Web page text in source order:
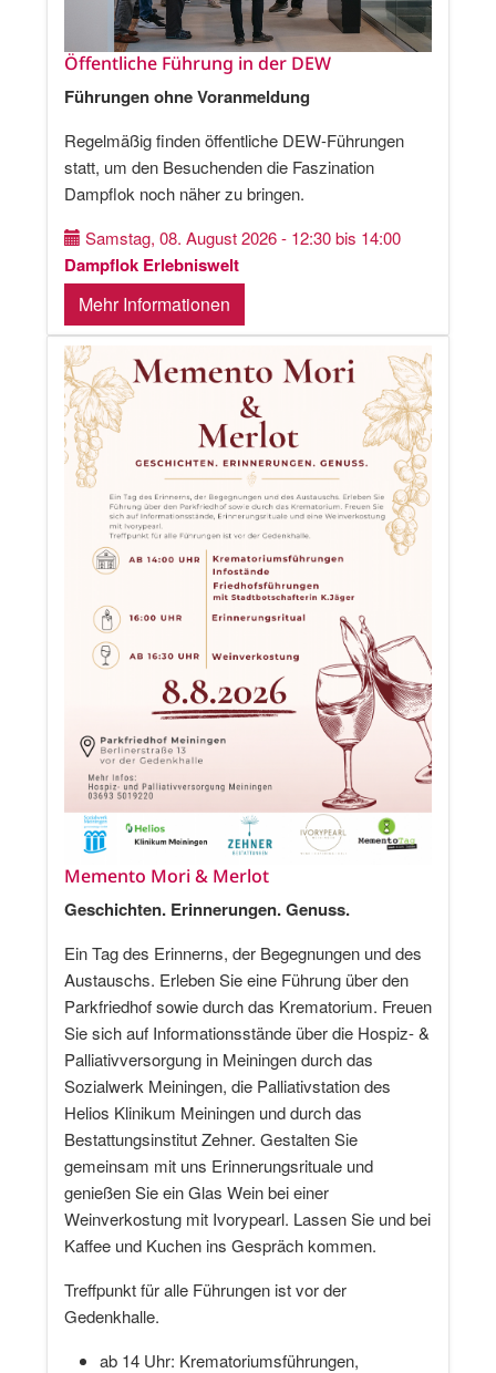
Öffentliche Führung in der DEW
Führungen ohne Voranmeldung
Regelmäßig finden öffentliche DEW-Führungen
statt, um den Besuchenden die Faszination
Dampflok noch näher zu bringen.
Samstag, 08. August 2026 - 12:30 bis 14:00
Dampflok Erlebniswelt
Mehr Informationen
Memento Mori & Merlot
Geschichten. Erinnerungen. Genuss.
Ein Tag des Erinnerns, der Begegnungen und des
Austauschs. Erleben Sie eine Führung über den
Parkfriedhof sowie durch das Krematorium. Freuen
Sie sich auf Informationsstände über die Hospiz- &
Palliativversorgung in Meiningen durch das
Sozialwerk Meiningen, die Palliativstation des
Helios Klinikum Meiningen und durch das
Bestattungsinstitut Zehner. Gestalten Sie
gemeinsam mit uns Erinnerungsrituale und
genießen Sie ein Glas Wein bei einer
Weinverkostung mit Ivorypearl. Lassen Sie und bei
Kaffee und Kuchen ins Gespräch kommen.
Treffpunkt für alle Führungen ist vor der
Gedenkhalle.
ab 14 Uhr: Krematoriumsführungen,